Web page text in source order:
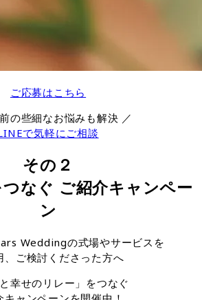
ご応募はこちら
の些細なお悩みも解決 ／
で気軽にご相談
その２
なぐ ご紹介キャンペー
ン
Weddingの式場やサービスを
、ご検討くださった方へ
と幸せのリレー」をつなぐ